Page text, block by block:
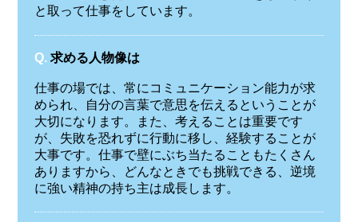
と取って仕事をしています。
Q. 求める人物像は
仕事の場では、常にコミュニケーション能力が求
められ、自分の言葉で意思を伝えるということが
大切になります。また、考えることは重要です
が、失敗を恐れずに行動に移し、経験することが
大事です。仕事で壁にぶち当たることもたくさん
ありますから、どんなときでも挑戦できる、逆境
に強い精神の持ち主は成長します。